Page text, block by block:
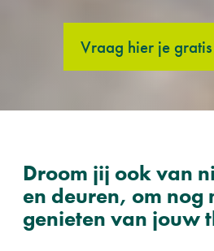
Vraag hier je
Droom jij ook van
en deuren, om nog
genieten van jouw